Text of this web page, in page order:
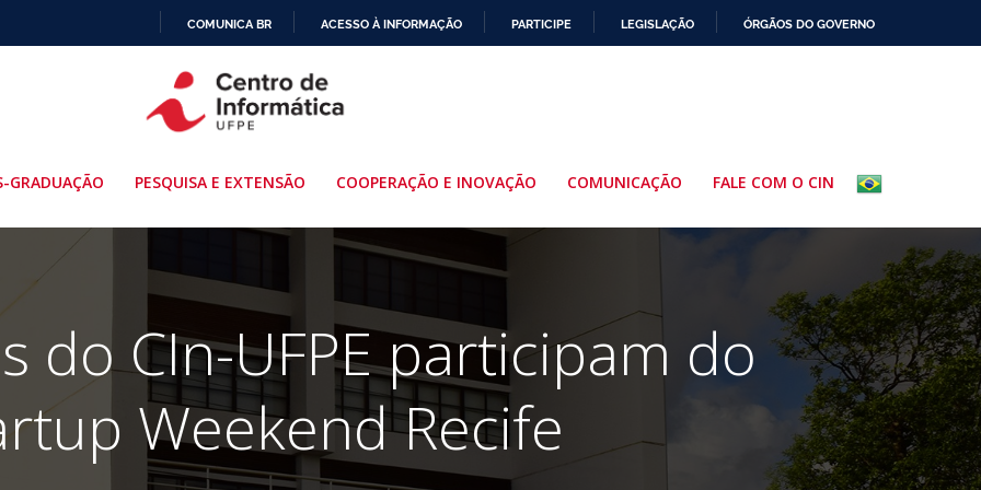
PARA
O
COMUNICA BR ACESSO À INFORMAÇÃO PARTICIPE LEGISLAÇÃO ÓRGÃOS DO GOVERNO
GRADUAÇÃO PESQUISA E EXTENSÃO COOPERAÇÃO E INOVAÇÃO COMUNICAÇÃO FALE COM O CIN
do CIn-UFPE participam do
Weekend Recife